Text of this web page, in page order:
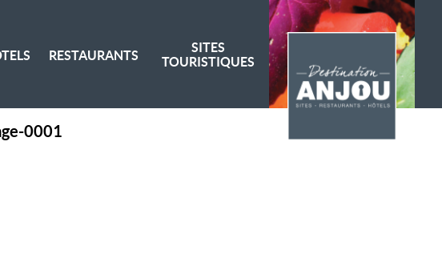
RESTAURANTS
SITES
TOURISTIQUES
0001